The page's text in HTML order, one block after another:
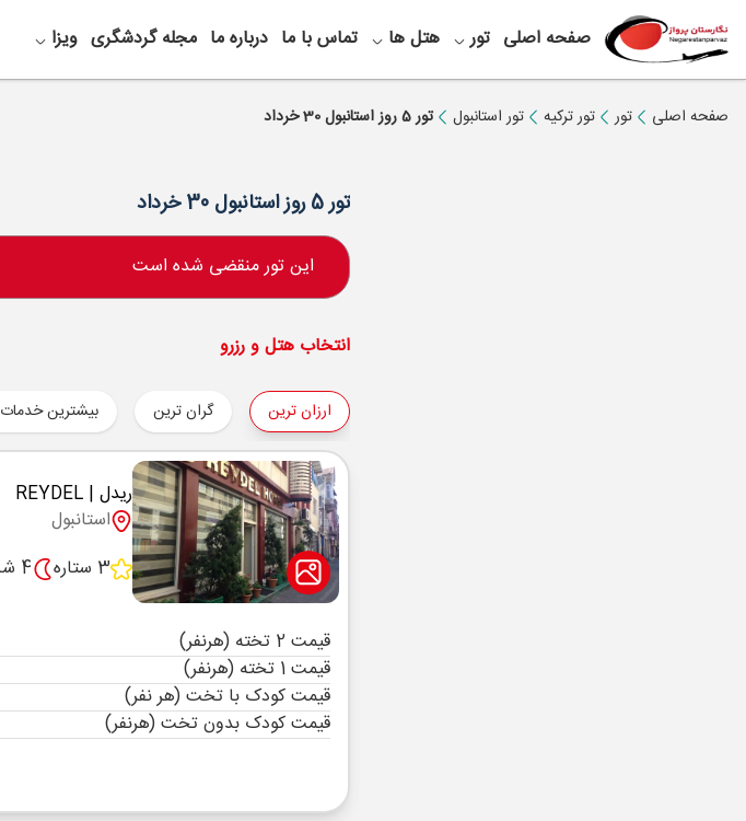
صفحه اصلی تور هتل ها تماس با ما درباره ما مجله گردشگری ویزا
صفحه اصلی تور تور ترکیه تور استانبول تور 5 روز استانبول 30 خرداد
تور 5 روز استانبول 30 خرداد
این تور منقضی شده است
انتخاب هتل و رزرو
ارزان ترین گران ترین بیشترین خدمات
ریدل | REYDEL
استانبول
3 ستاره
4 شب
قیمت 2 تخته (هرنفر)
قیمت 1 تخته (هرنفر)
قیمت کودک با تخت (هر نفر)
قیمت کودک بدون تخت (هرنفر)